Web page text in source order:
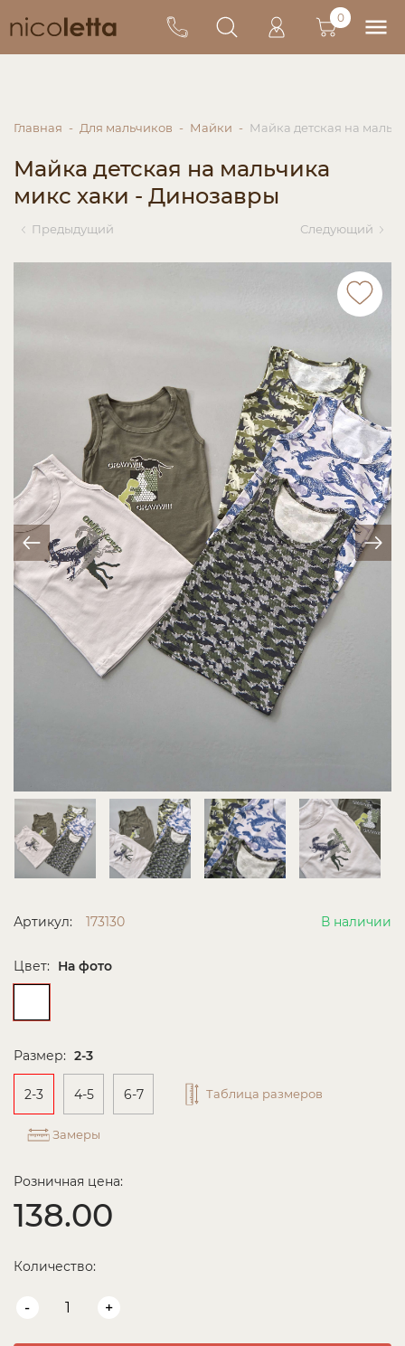
0
Главная Для мальчиков Майки Майка детская на
Майка детская на мальчика
микс хаки - Динозавры
Предыдущий Следующий
Артикул: 173130 В наличии
Цвет: На фото
Размер: 2-3
2-3 4-5 6-7 Таблица размеров
Замеры
Розничная цена:
138.00
Количество:
- +